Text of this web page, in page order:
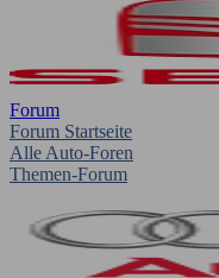
Forum
Forum Startseite
Alle Auto-Foren
Themen-Forum